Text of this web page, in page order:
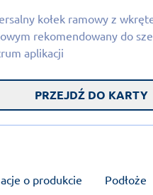
kołek ramowy z
rekomendowany do
aplikacji
PRZEJDŹ DO KARTY
o produkcie Podłoże